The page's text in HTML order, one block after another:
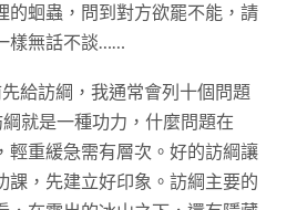
的蛔蟲，問到對方欲罷不能，請
樣無話不談……
給訪綱，我通常會列十個問題
就是一種功力，什麼問題在
輕重緩急需有層次。好的訪綱讓
課，先建立好印象。訪綱主要的